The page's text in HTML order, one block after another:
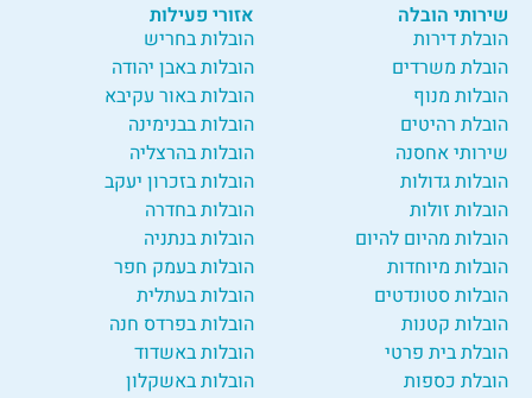
שירותי הובלה
הובלת דירות
הובלת משרדים
הובלות מנוף
הובלת רהיטים
שירותי אחסנה
הובלות גדולות
הובלות זולות
הובלות מהיום להיום
הובלות מיוחדות
הובלות סטונדטים
הובלות קטנות
הובלת בית פרטי
הובלת כספות
אזורי פעילות
הובלות בחריש
הובלות באבן יהודה
הובלות באור עקיבא
הובלות בבנימינה
הובלות בהרצליה
הובלות בזכרון יעקב
הובלות בחדרה
הובלות בנתניה
הובלות בעמק חפר
הובלות בעתלית
הובלות בפרדס חנה
הובלות באשדוד
הובלות באשקלון